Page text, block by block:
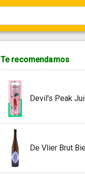
Te recomendamos
Devil's Peak
De Vlier Brut